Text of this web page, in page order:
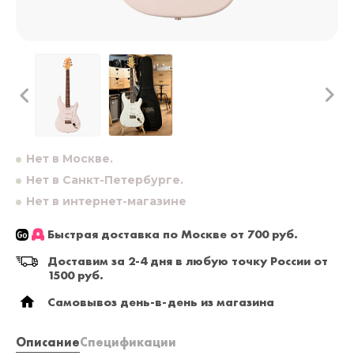
Нет в Москве.
Нет в Санкт-Петербурге.
Нет в интернет-магазине
Быстрая доставка по Москве от 700 руб.
Доставим за 2-4 дня в любую точку России от
1500 руб.
Самовывоз день-в-день из магазина
ОписаниеСпецификации